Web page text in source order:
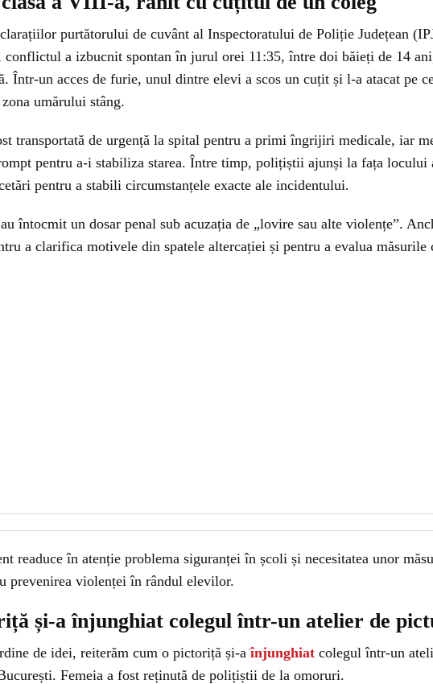
purtătorului de cuvânt al Inspectoratului de Poliție Județean
conflictul a izbucnit spontan în jurul orei 11:35, între doi băieți de 14
Într-un acces de furie, unul dintre elevi a scos un cuțit și l-a atacat pe
umărului stâng.
transportată de urgență la spital pentru a primi îngrijiri medicale, iar
pentru a-i stabiliza starea. Între timp, polițiștii ajunși la fața locului
pentru a stabili circumstanțele exacte ale incidentului.
întocmit un dosar penal sub acuzația de „lovire sau alte violențe”.
a clarifica motivele din spatele altercației și pentru a evalua măsurile
readuce în atenție problema siguranței în școli și necesitatea unor
prevenirea violenței în rândul elevilor.
și-a înjunghiat colegul într-un atelier de
de idei, reiterăm cum o pictoriță și-aînjunghiat colegul într-un
Femeia a fost reținută de polițiștii de la omoruri.